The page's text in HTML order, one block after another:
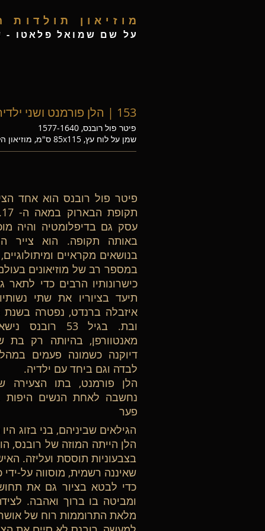
מ וזיאון תולדות
על שם שמואל פלאטו -
153 | הלן פורמנט ושני ילדיה, 1636
פיטר פול רובנס, 1577-1640
שמן על לוח עץ, 85x115 ס"מ, מוזיאון הלובר, פריז
פיטר פול רובנס הוא אחד
עסק גם בדיפלומטיה והיה
באותה תקופה. הוא צייר
בנושאים מקראיים
במספר רב של מוזיאונים
כישרונותיו הרבים כדי
תיעד בציוריו את שתי
ובת. בגיל 53
מאנטוורפן, בהיותה רק
דיוקנה כשמונה פעמים
לבדה וגם ביחד עם ילדיה.
הלן פורמנט, בתו הצעירה
נחשבה לאחת הנשים היפות
פער
הלן הייתה המוזה של רובנס,
בצבעוניות תוססת ועליזה.
שאיננה רשמית, מוסווה על-
כדי לבטא בציור גם את
ומביטה בו ברוך ואהבה.
מלאת התרוממות רוח של